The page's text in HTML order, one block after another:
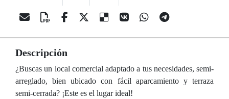
Descripción
¿Buscas un local comercial adaptado a tus necesidades, semi-
arreglado, bien ubicado con fácil aparcamiento y terraza
semi-cerrada? ¡Este es el lugar ideal!